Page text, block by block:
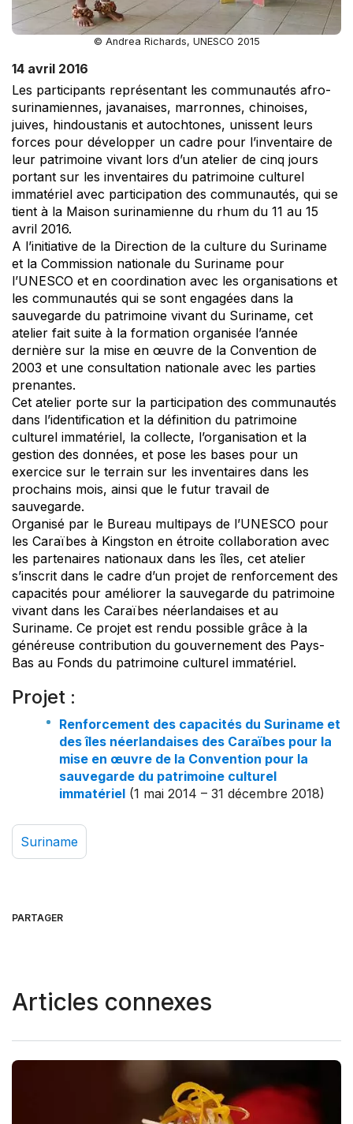
© Andrea Richards, UNESCO 2015
14 avril 2016
Les participants représentant les communautés afro-
surinamiennes, javanaises, marronnes, chinoises,
juives, hindoustanis et autochtones, unissent leurs
forces pour développer un cadre pour l’inventaire de
leur patrimoine vivant lors d’un atelier de cinq jours
portant sur les inventaires du patrimoine culturel
immatériel avec participation des communautés, qui se
tient à la Maison surinamienne du rhum du 11 au 15
avril 2016.
A l’initiative de la Direction de la culture du Suriname
et la Commission nationale du Suriname pour
l’UNESCO et en coordination avec les organisations et
les communautés qui se sont engagées dans la
sauvegarde du patrimoine vivant du Suriname, cet
atelier fait suite à la formation organisée l’année
dernière sur la mise en œuvre de la Convention de
2003 et une consultation nationale avec les parties
prenantes.
Cet atelier porte sur la participation des communautés
dans l’identification et la définition du patrimoine
culturel immatériel, la collecte, l’organisation et la
gestion des données, et pose les bases pour un
exercice sur le terrain sur les inventaires dans les
prochains mois, ainsi que le futur travail de
sauvegarde.
Organisé par le Bureau multipays de l’UNESCO pour
les Caraïbes à Kingston en étroite collaboration avec
les partenaires nationaux dans les îles, cet atelier
s’inscrit dans le cadre d’un projet de renforcement des
capacités pour améliorer la sauvegarde du patrimoine
vivant dans les Caraïbes néerlandaises et au
Suriname. Ce projet est rendu possible grâce à la
généreuse contribution du gouvernement des Pays-
Bas au Fonds du patrimoine culturel immatériel.
Projet :
Renforcement des capacités du Suriname et
des îles néerlandaises des Caraïbes pour la
mise en œuvre de la Convention pour la
sauvegarde du patrimoine culturel
immatériel (1 mai 2014 – 31 décembre 2018)
Suriname
PARTAGER
Articles connexes